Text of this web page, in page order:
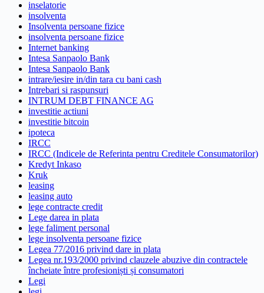
inselatorie
insolventa
Insolventa persoane fizice
insolventa persoane fizice
Internet banking
Intesa Sanpaolo Bank
Intesa Sanpaolo Bank
intrare/iesire in/din tara cu bani cash
Intrebari si raspunsuri
INTRUM DEBT FINANCE AG
investitie actiuni
investitie bitcoin
ipoteca
IRCC
IRCC (Indicele de Referinta pentru Creditele Consumatorilor)
Kredyt Inkaso
Kruk
leasing
leasing auto
lege contracte credit
Lege darea in plata
lege faliment personal
lege insolventa persoane fizice
Legea 77/2016 privind dare in plata
Legea nr.193/2000 privind clauzele abuzive din contractele
încheiate între profesioniști și consumatori
Legi